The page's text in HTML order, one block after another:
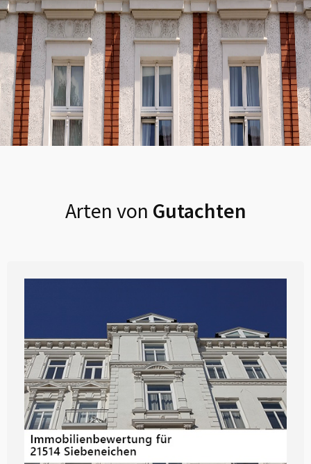
Arten von Gutachten